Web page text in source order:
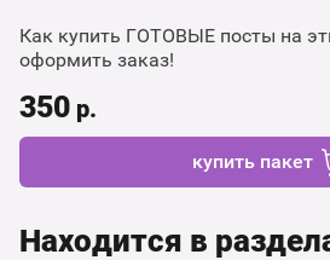
Как купить ГОТОВЫЕ посты на
оформить заказ!
350 р.
купить пакет
Находится в